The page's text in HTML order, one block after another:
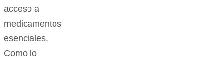
acceso a
medicamentos
esenciales.
Como lo